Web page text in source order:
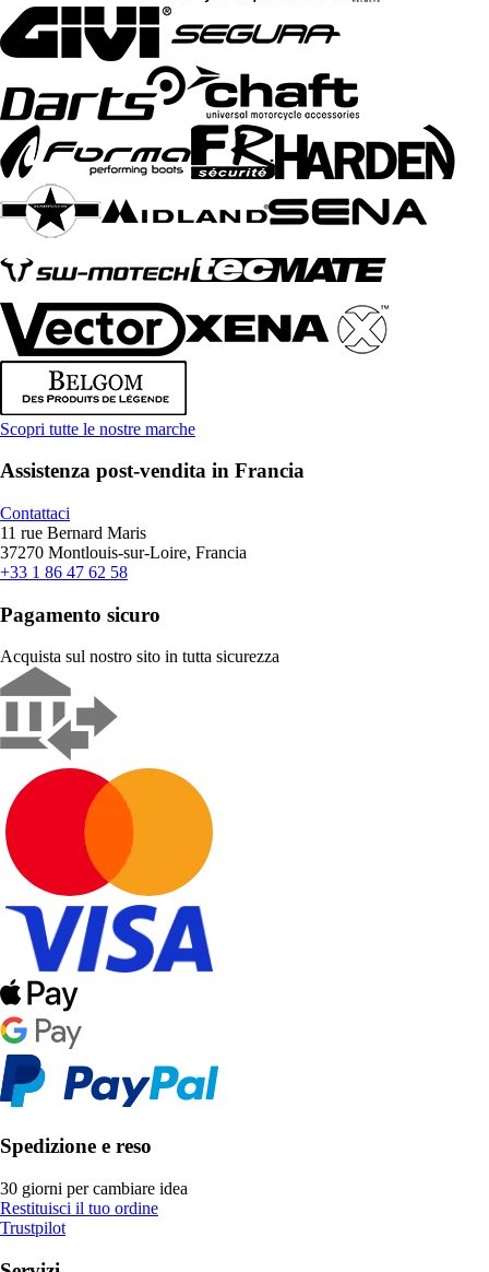
Scopri tutte le nostre marche
Assistenza post-vendita in Francia
Contattaci
11 rue Bernard Maris
37270 Montlouis-sur-Loire, Francia
+33 1 86 47 62 58
Pagamento sicuro
Acquista sul nostro sito in tutta sicurezza
Spedizione e reso
30 giorni per cambiare idea
Restituisci il tuo ordine
Trustpilot